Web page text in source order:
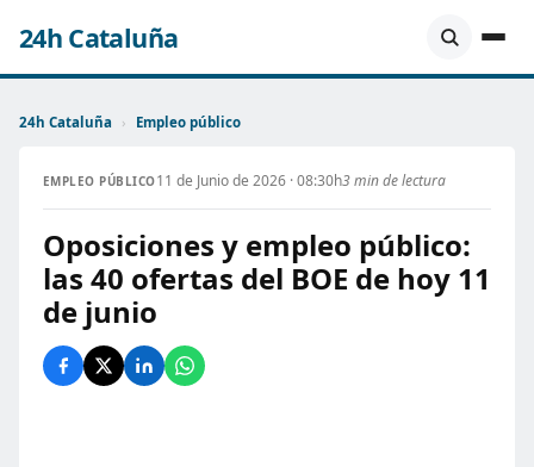
24h Cataluña
24h Cataluña › Empleo público
EMPLEO PÚBLICO11 de Junio de 2026 · 08:30h3 min de lectura
Oposiciones y empleo público:
las 40 ofertas del BOE de hoy 11
de junio